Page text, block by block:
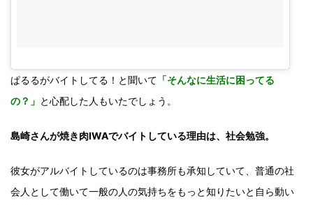
ぱるるがバイトしてる！と聞いて 「そんなに生活に困ってる
の？」 と心配した人もいたでしょう。
島崎さんが焼き肉IWAでバイトしている理由は、社会勉強。
彼女がアルバイトしているのは事務所も承知していて、普通の社
会人として働いて一般の人の気持ちをもっと知りたいと自ら動い